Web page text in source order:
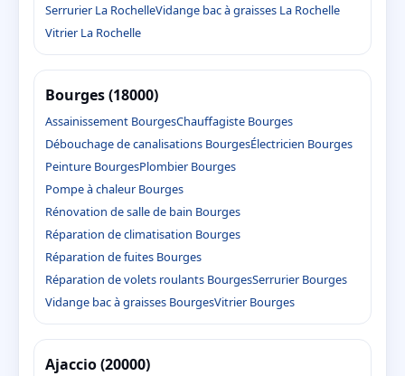
Serrurier La RochelleVidange bac à graisses La Rochelle
Vitrier La Rochelle
Bourges (18000)
Assainissement BourgesChauffagiste Bourges
Débouchage de canalisations BourgesÉlectricien Bourges
Peinture BourgesPlombier Bourges
Pompe à chaleur Bourges
Rénovation de salle de bain Bourges
Réparation de climatisation Bourges
Réparation de fuites Bourges
Réparation de volets roulants BourgesSerrurier Bourges
Vidange bac à graisses BourgesVitrier Bourges
Ajaccio (20000)